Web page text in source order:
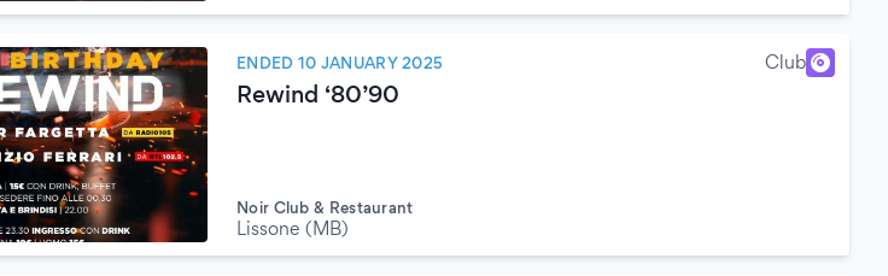
ENDED 10 JANUARY 2025 Club
Rewind ‘80’90
Noir Club & Restaurant
Lissone (MB)